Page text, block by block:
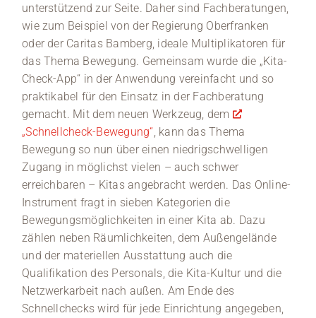
unterstützend zur Seite. Daher sind Fachberatungen,
wie zum Beispiel von der Regierung Oberfranken
oder der Caritas Bamberg, ideale Multiplikatoren für
das Thema Bewegung. Gemeinsam wurde die „Kita-
Check-App“ in der Anwendung vereinfacht und so
praktikabel für den Einsatz in der Fachberatung
gemacht. Mit dem neuen Werkzeug, dem
„Schnellcheck-Bewegung“, kann das Thema
Bewegung so nun über einen niedrigschwelligen
Zugang in möglichst vielen – auch schwer
erreichbaren – Kitas angebracht werden. Das Online-
Instrument fragt in sieben Kategorien die
Bewegungsmöglichkeiten in einer Kita ab. Dazu
zählen neben Räumlichkeiten, dem Außengelände
und der materiellen Ausstattung auch die
Qualifikation des Personals, die Kita-Kultur und die
Netzwerkarbeit nach außen. Am Ende des
Schnellchecks wird für jede Einrichtung angegeben,